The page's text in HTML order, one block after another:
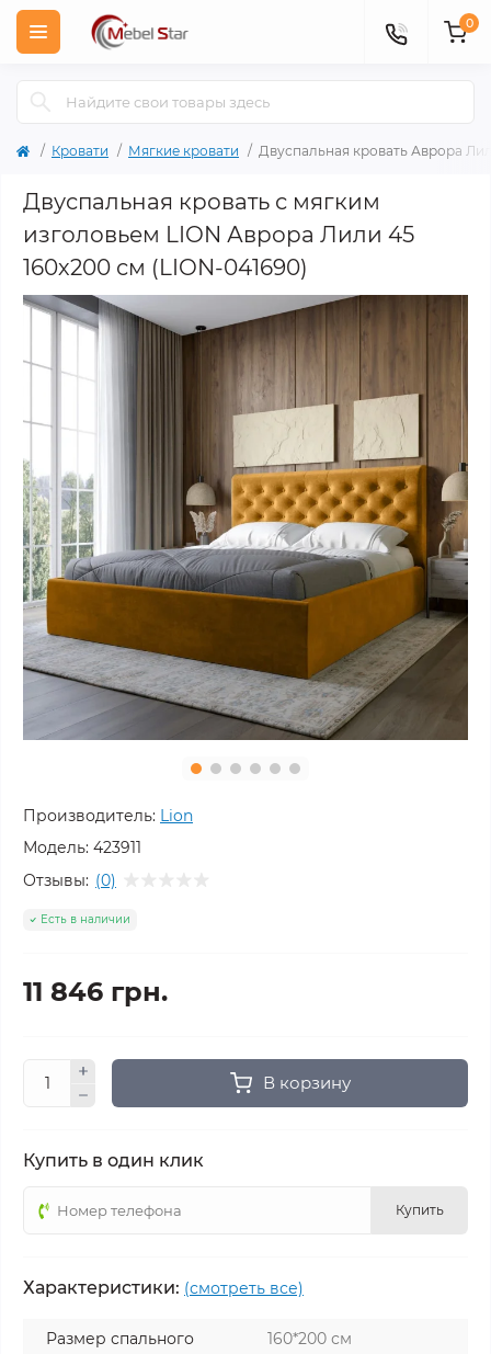
0
Кровати Мягкие кровати Двуспальная кровать Аврора
Двуспальная кровать с мягким
изголовьем LION Аврора Лили 45
160х200 см (LION-041690)
Производитель: Lion
Модель: 423911
Отзывы: (0)
Есть в наличии
11 846 грн.
В корзину
Купить в один клик
Купить
Характеристики: (смотреть все)
Размер спального
160*200 см